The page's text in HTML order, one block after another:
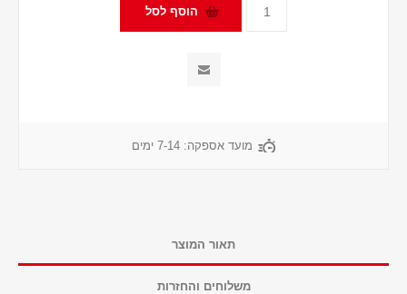
מועד אספקה: 7-14 ימים
תאור המוצר
משלוחים והחזרות